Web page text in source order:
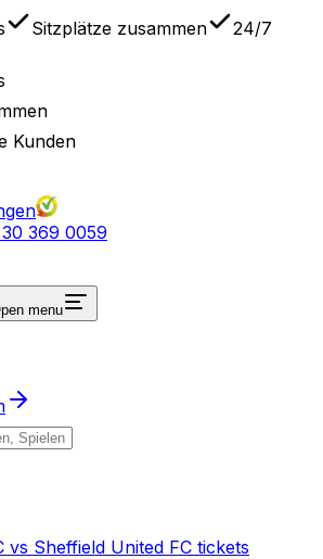
Sitzplätze zusammen
24/7
Kunden
30 369 0059
menu
vs Sheffield United FC tickets